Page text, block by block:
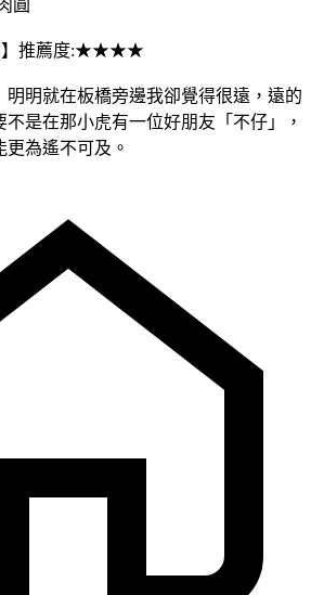
】推薦度:★★★★
明明就在板橋旁邊我卻覺得很遠，遠的
不是在那小虎有一位好朋友「不仔」，
為遙不可及。